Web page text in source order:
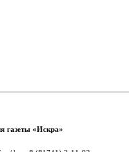
газеты «Искра»